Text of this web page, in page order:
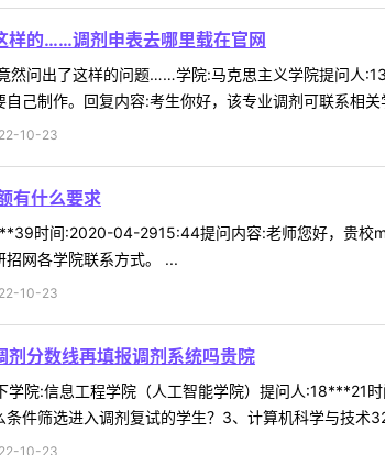
样的……调剂申表去哪里载在官网
然问出了这样的问题……学院:马克思主义学院提问
己制作。回复内容:考生你好，该专业调剂可联系相
10-23
有什么要求
时间:2020-04-2915:44提问内容:老师您好，贵校
网各学院联系方式。 ...
10-23
分数线再填报调剂系统吗贵院
院:信息工程学院（人工智能学院）提问人:18***21
件筛选进入调剂复试的学生？3、计算机科学与技术
10-23